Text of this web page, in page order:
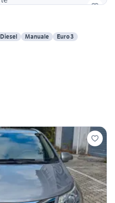
Diesel Manuale Euro 3